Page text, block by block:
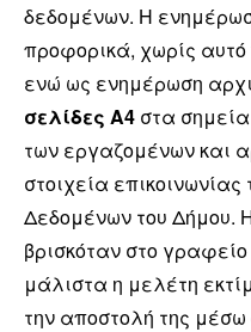
δεδομένων. Η
προφορικά, χωρίς
ενώ ως ενημέρωση
σελίδες Α4 στα
των εργαζομένων και
στοιχεία
Δεδομένων του Δήμου.
βρισκόταν στο
μάλιστα η μελέτη
την αποστολή της